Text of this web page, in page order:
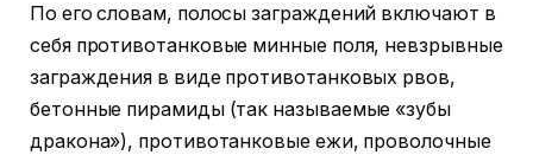
По его словам, полосы заграждений включают в
себя противотанковые минные поля, невзрывные
заграждения в виде противотанковых рвов,
бетонные пирамиды (так называемые «зубы
дракона»), противотанковые ежи, проволочные